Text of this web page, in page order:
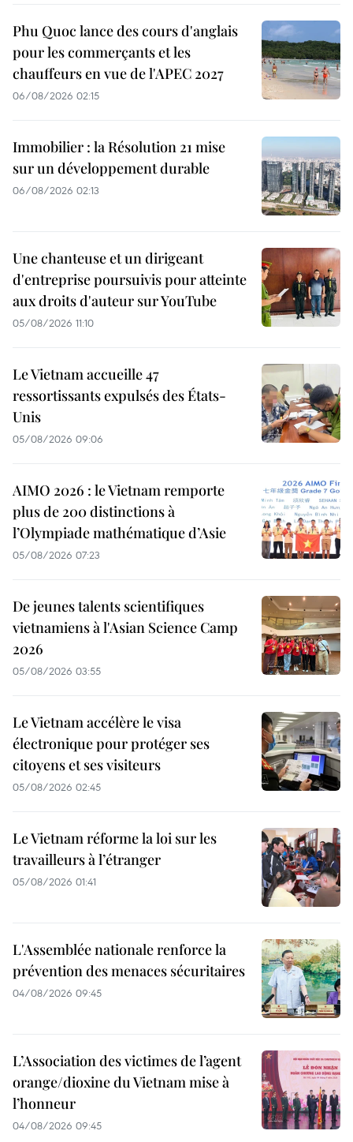
Phu Quoc lance des cours d'anglais
pour les commerçants et les
chauffeurs en vue de l'APEC 2027
06/08/2026 02:15
Immobilier : la Résolution 21 mise
sur un développement durable
06/08/2026 02:13
Une chanteuse et un dirigeant
d'entreprise poursuivis pour atteinte
aux droits d'auteur sur YouTube
05/08/2026 11:10
Le Vietnam accueille 47
ressortissants expulsés des États-
Unis
05/08/2026 09:06
AIMO 2026 : le Vietnam remporte
plus de 200 distinctions à
l’Olympiade mathématique d’Asie
05/08/2026 07:23
De jeunes talents scientifiques
vietnamiens à l'Asian Science Camp
2026
05/08/2026 03:55
Le Vietnam accélère le visa
électronique pour protéger ses
citoyens et ses visiteurs
05/08/2026 02:45
Le Vietnam réforme la loi sur les
travailleurs à l’étranger
05/08/2026 01:41
L'Assemblée nationale renforce la
prévention des menaces sécuritaires
04/08/2026 09:45
L’Association des victimes de l’agent
orange/dioxine du Vietnam mise à
l’honneur
04/08/2026 09:45